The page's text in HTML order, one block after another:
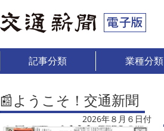
記事分類 業種分類
📰ようこそ！交通新聞
2026年８月６日付